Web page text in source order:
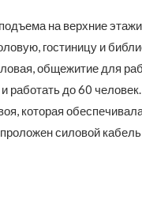
на верхние
гостиницу и
общежитие для
работать до 60
которая
силовой